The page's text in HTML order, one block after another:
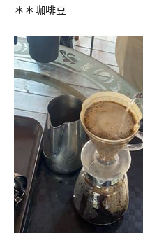
＊＊咖啡豆